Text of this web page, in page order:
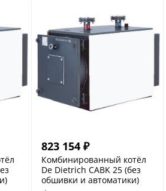
823 154 ₽
Комбинированный котёл
De Dietrich CABK 25 (без
обшивки и автоматики)